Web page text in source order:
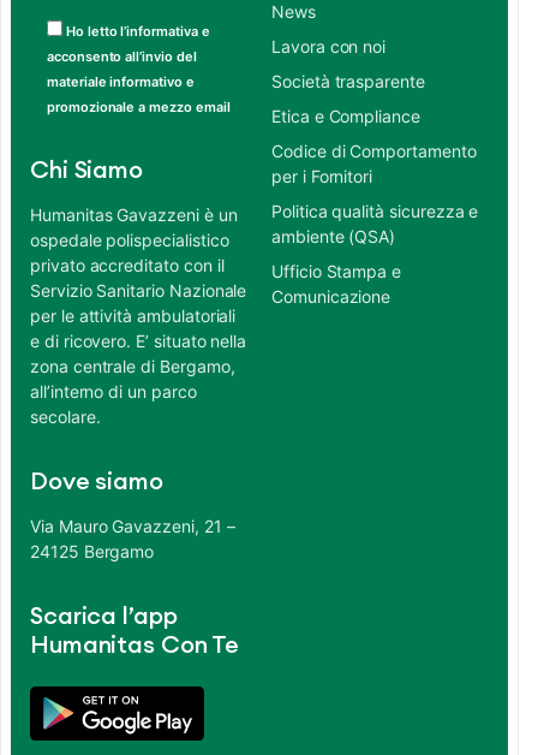
Ho letto l’informativa e
acconsento all’invio del
materiale informativo e
promozionale a mezzo email
Chi Siamo
Humanitas Gavazzeni è un
ospedale polispecialistico
privato accreditato con il
Servizio Sanitario Nazionale
per le attività ambulatoriali
e di ricovero. E’ situato nella
zona centrale di Bergamo,
all’interno di un parco
secolare.
Dove siamo
Via Mauro Gavazzeni, 21 –
24125 Bergamo
Scarica l’app
Humanitas Con Te
News
Lavora con noi
Società trasparente
Etica e Compliance
Codice di Comportamento
per i Fornitori
Politica qualità sicurezza e
ambiente (QSA)
Ufficio Stampa e
Comunicazione